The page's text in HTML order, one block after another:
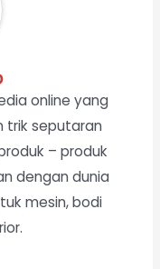
online yang
trik seputaran
– produk
dengan dunia
mesin, bodi